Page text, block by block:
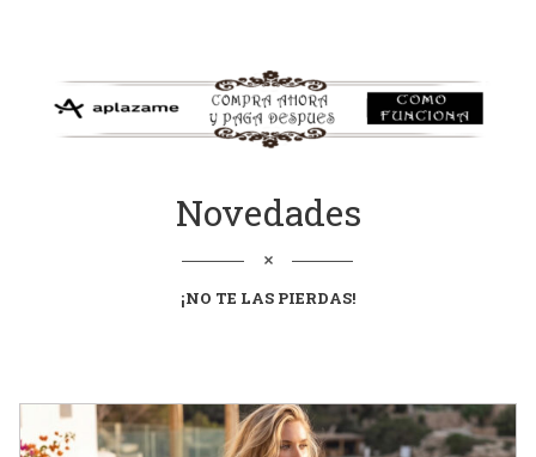
Novedades
¡NO TE LAS PIERDAS!